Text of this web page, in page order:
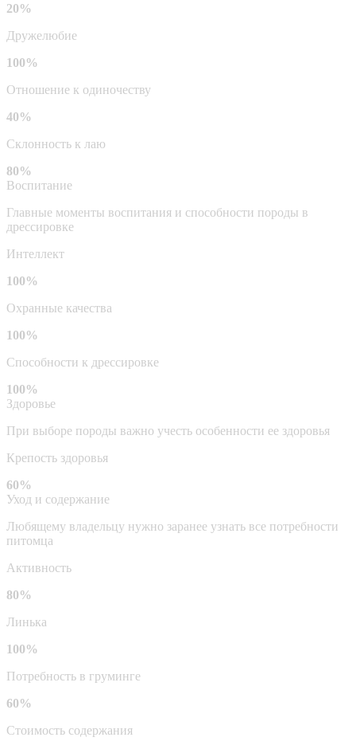
20%
Дружелюбие
100%
Отношение к одиночеству
40%
Склонность к лаю
80%
Воспитание
Главные моменты воспитания и способности породы в
дрессировке
Интеллект
100%
Охранные качества
100%
Способности к дрессировке
100%
Здоровье
При выборе породы важно учесть особенности ее здоровья
Крепость здоровья
60%
Уход и содержание
Любящему владельцу нужно заранее узнать все потребности
питомца
Активность
80%
Линька
100%
Потребность в груминге
60%
Стоимость содержания